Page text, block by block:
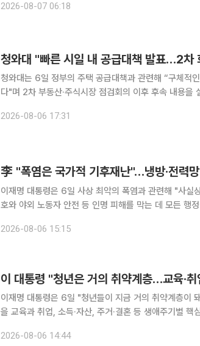
번 회의에서는 수도권 주택 공급 물량을 최대한 확보하
2026-08-07 06:18
청와대 "빠른 시일 내 공급대책 발표…2차
청와대는 6일 정부의 주택 공급대책과 관련해 “구체적
다"며 2차 부동산·주식시장 점검회의 이후 후속 내용을
다. 그러면서 “2차 회의가 있고 난 이후에 후속적인 답
2026-08-06 17:31
李 "폭염은 국가적 기후재난"…냉방·전력
이재명 대통령은 6일 사상 최악의 폭염과 관련해 "사실
호와 야외 노동자 안전 등 인명 피해를 막는 데 모든 행
고 주문했다. 이 대통령은 이날 폭염·가뭄 대처상황 점검
2026-08-06 15:15
이 대통령 "청년은 거의 취약계층…교육·취
이재명 대통령은 6일 "청년들이 지금 거의 취약계층이
을 교육과 취업, 소득·자산, 주거·결혼 등 생애주기별
중 하나가 청년 대책"이라며 이같이 말했다. 이 대통령
2026-08-06 14:44